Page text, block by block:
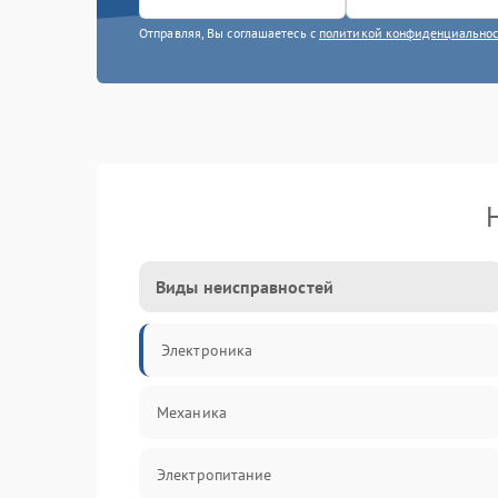
Отправляя, Вы соглашаетесь с политикой
Виды неисправностей
Электроника
Механика
Электропитание